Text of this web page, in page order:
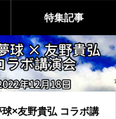
特集記事
×友野貴弘 コラボ講